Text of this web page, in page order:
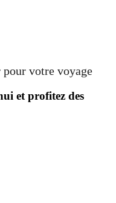
votre voyage
et profitez des